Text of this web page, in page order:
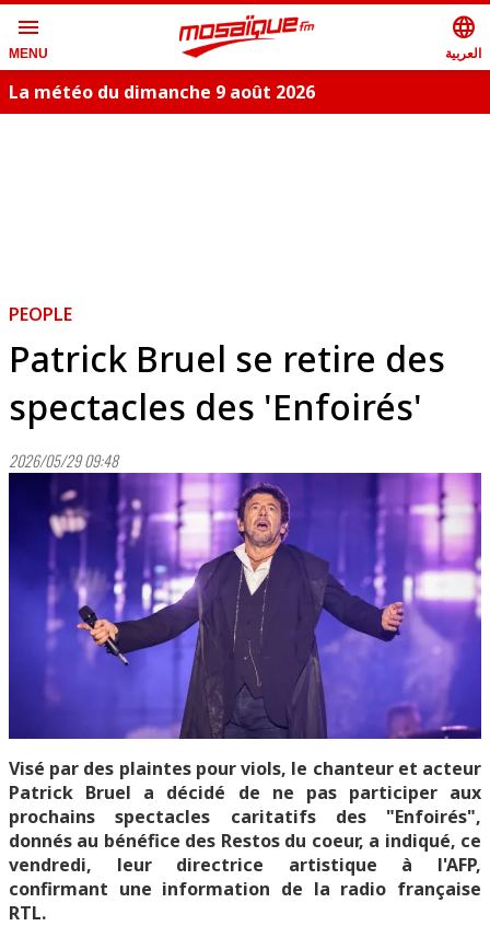
menu
MENU
language
العربية
La météo du dimanche 9 août 2026
PEOPLE
Patrick Bruel se retire des
spectacles des 'Enfoirés'
2026/05/29 09:48
Visé par des plaintes pour viols, le chanteur et acteur
Patrick Bruel a décidé de ne pas participer aux
prochains spectacles caritatifs des "Enfoirés",
donnés au bénéfice des Restos du coeur, a indiqué, ce
vendredi, leur directrice artistique à l'AFP,
confirmant une information de la radio française
RTL.